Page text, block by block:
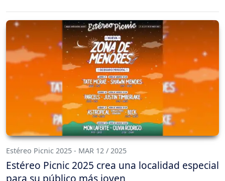
Estéreo Picnic 2025 - MAR 12 / 2025
Estéreo Picnic 2025 crea una localidad especial
para su público más joven